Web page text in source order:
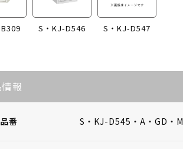
S・KJ-D546 S・KJ-D547
報
番 S・KJ-D545・A・GD・M